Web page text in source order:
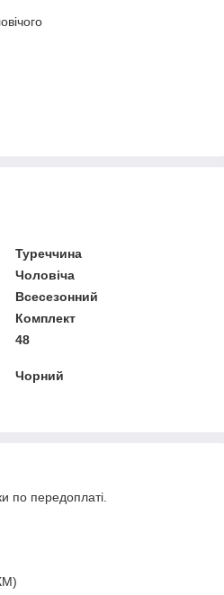
Туреччина
Чоловіча
Всесезонний
Комплект
48
Чорний
по передоплаті.